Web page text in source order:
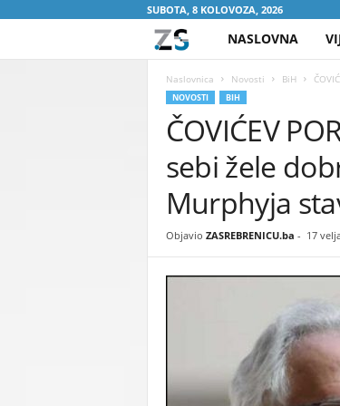
SUBOTA, 8 KOLOVOZA, 2026
A
S
R
E
B
R
I
NASLOVNA
Naslovnica Novosti BiH
NOVOSTI BIH
ČOVIĆEV
sebi žele
Murphyja
Objavio ZASREBRENICU.ba - 17